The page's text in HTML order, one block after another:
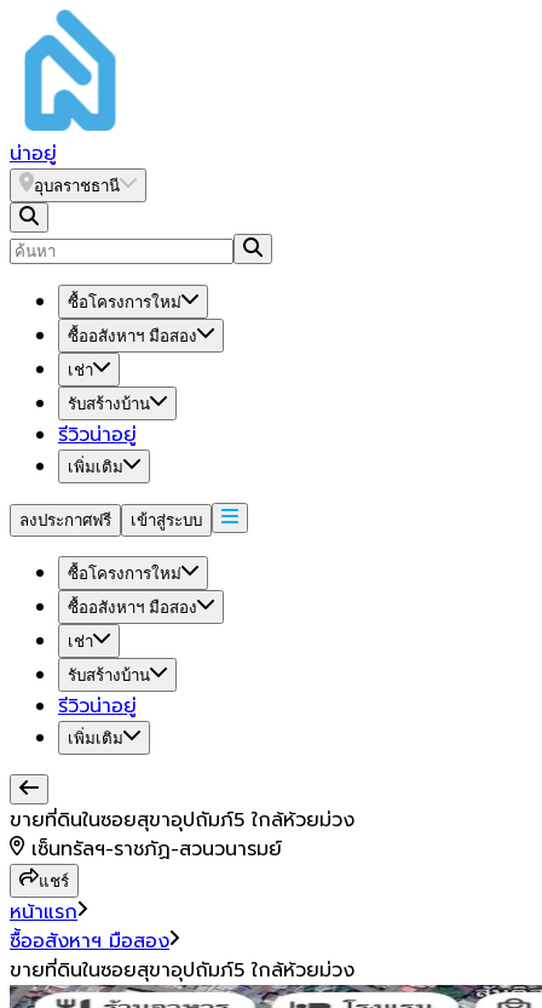
น่าอยู่
อุบลราชธานี
ซื้อโครงการใหม่
ซื้ออสังหาฯ มือสอง
เช่า
รับสร้างบ้าน
รีวิวน่าอยู่
เพิ่มเติม
ลงประกาศฟรี เข้าสู่ระบบ
ซื้อโครงการใหม่
ซื้ออสังหาฯ มือสอง
เช่า
รับสร้างบ้าน
รีวิวน่าอยู่
เพิ่มเติม
ขายที่ดินในซอยสุขาอุปถัมภ์5 ใกล้ห้วยม่วง
เซ็นทรัลฯ-ราชภัฏ-สวนวนารมย์
แชร์
หน้าแรก
ซื้ออสังหาฯ มือสอง
ขายที่ดินในซอยสุขาอุปถัมภ์5 ใกล้ห้วยม่วง